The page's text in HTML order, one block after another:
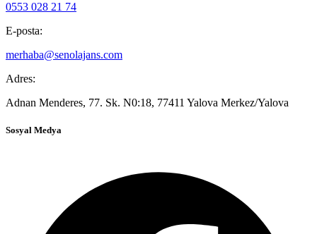
0553 028 21 74
E-posta:
merhaba@senolajans.com
Adres:
Adnan Menderes, 77. Sk. N0:18, 77411 Yalova Merkez/Yalova
Sosyal Medya